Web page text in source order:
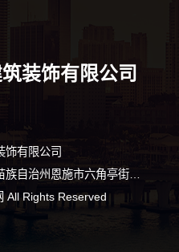
装饰有限公司
饰有限公司
公司地址：湖北省恩施土家族苗族自治州恩施市六角亭街道头道水村谭家坝路101号2幢生产车间A区一A01办公区（自主申报）
All Rights Reserved